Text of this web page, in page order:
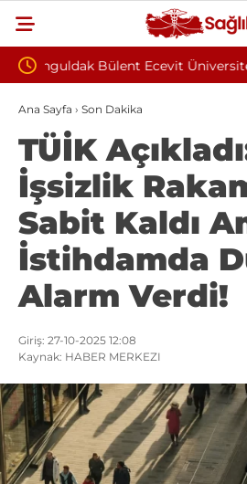
2026/1 Eskişehir Osmangazi
Sözleşmeli Personel
Aranıyor
Ana Sayfa › Son Dakika
TÜİK
İşsizlik
Sabit Kaldı
İstihdamda
Alarm Verdi!
Giriş: 27-10-2025 12:08
Kaynak: HABER MERKEZI